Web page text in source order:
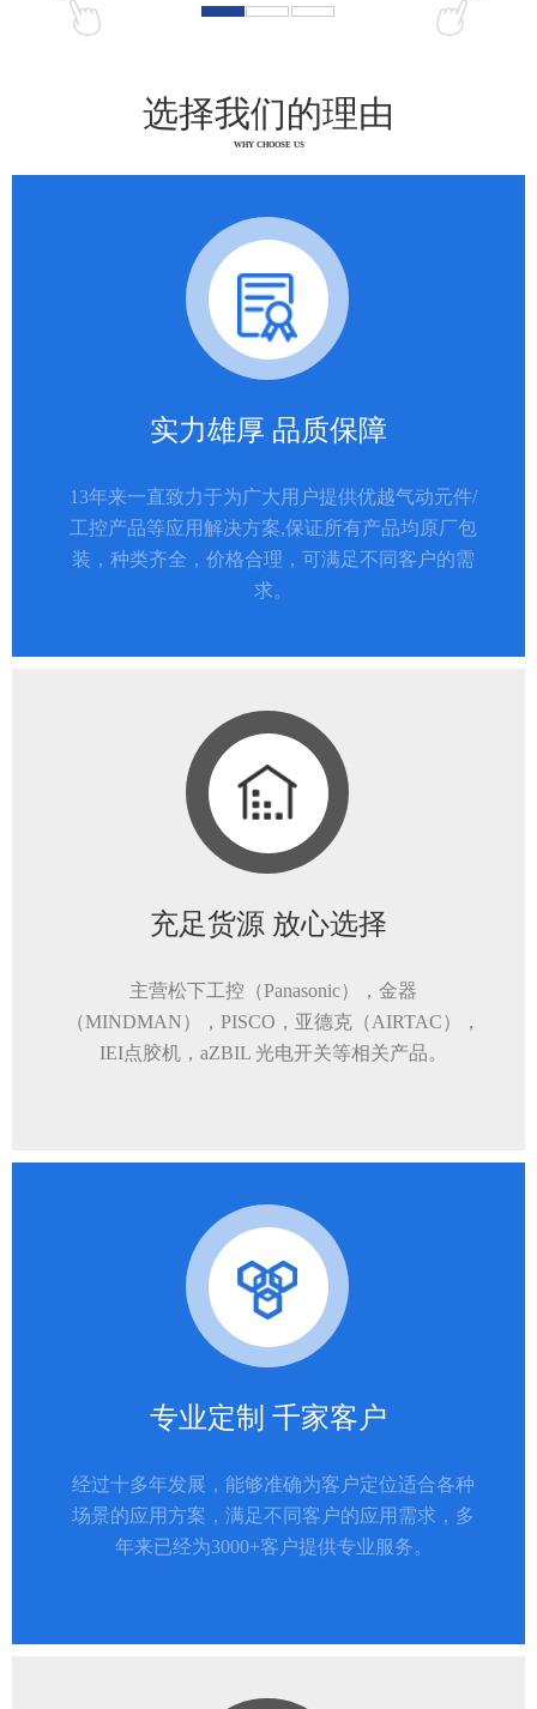
选择我们的理由
WHY CHOOSE US
实力雄厚 品质保障
13年来一直致力于为广大用户提供优越气动元件/
工控产品等应用解决方案,保证所有产品均原厂包
装，种类齐全，价格合理，可满足不同客户的需
求。
充足货源 放心选择
主营松下工控（Panasonic），金器
（MINDMAN），PISCO，亚德克（AIRTAC），
IEI点胶机，aZBIL 光电开关等相关产品。
专业定制 千家客户
经过十多年发展，能够准确为客户定位适合各种
场景的应用方案，满足不同客户的应用需求，多
年来已经为3000+客户提供专业服务。